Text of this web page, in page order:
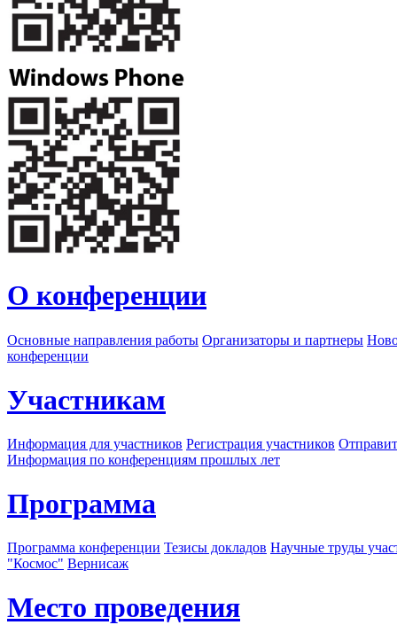
О конференции
Основные направления работы Организаторы и партнеры
конференции
Участникам
Информация для участников Регистрация участников
Информация по конференциям прошлых лет
Программа
Программа конференции Тезисы докладов Научные труды
"Космос" Вернисаж
Место проведения